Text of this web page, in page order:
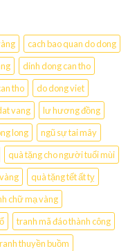
cach bao quan do dong
dinh dong can tho
tho
do dong viet
vang
lư hương đồng
long
ngũ sự tai mây
quà tặng cho người tuổi mùi
quà tặng tết ất tỵ
chữ mạ vàng
tranh mã đáo thành công
thuyền buồm